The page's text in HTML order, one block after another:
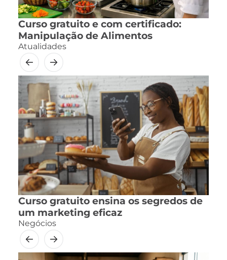
Curso gratuito e com certificado:
Manipulação de Alimentos
Atualidades
Curso gratuito ensina os segredos de
um marketing eficaz
Negócios